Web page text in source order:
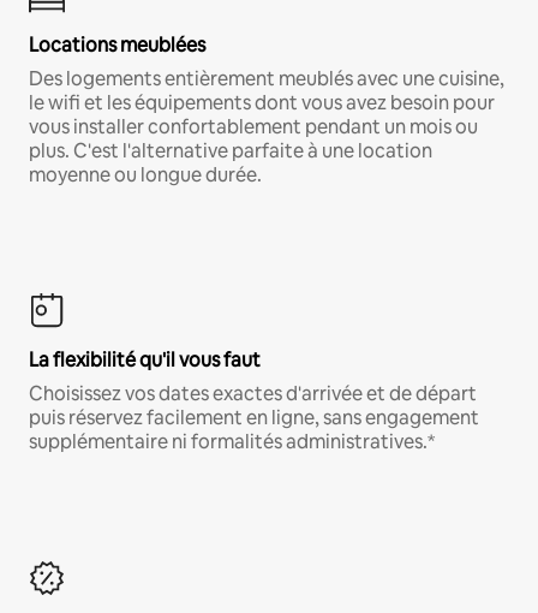
Locations meublées
Des logements entièrement meublés avec une cuisine,
le wifi et les équipements dont vous avez besoin pour
vous installer confortablement pendant un mois ou
plus. C'est l'alternative parfaite à une location
moyenne ou longue durée.
La flexibilité qu'il vous faut
Choisissez vos dates exactes d'arrivée et de départ
puis réservez facilement en ligne, sans engagement
supplémentaire ni formalités administratives.*